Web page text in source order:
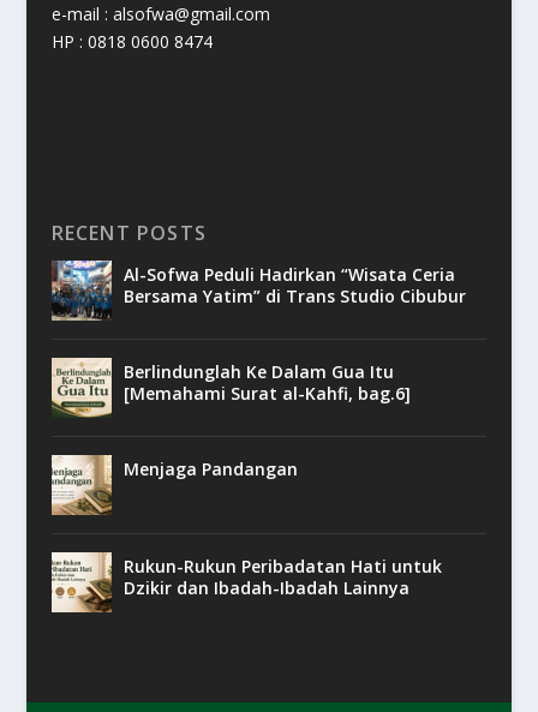
e-mail : alsofwa@gmail.com
HP : 0818 0600 8474
RECENT POSTS
Al-Sofwa Peduli Hadirkan “Wisata Ceria
Bersama Yatim” di Trans Studio Cibubur
Berlindunglah Ke Dalam Gua Itu
[Memahami Surat al-Kahfi, bag.6]
Menjaga Pandangan
Rukun-Rukun Peribadatan Hati untuk
Dzikir dan Ibadah-Ibadah Lainnya